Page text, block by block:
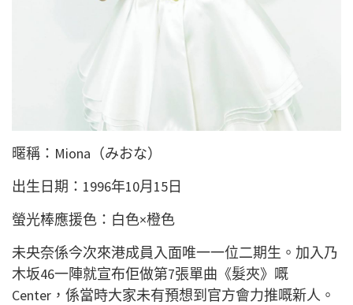
暱稱：Miona（みおな）
出生日期：1996年10月15日
螢光棒應援色：白色×橙色
未央奈係今次來港成員入面唯一一位二期生。加入乃
木坂46一陣就宣布佢做第7張單曲《髮夾》嘅
Center，係當時大家未有預想到官方會力推嘅新人。